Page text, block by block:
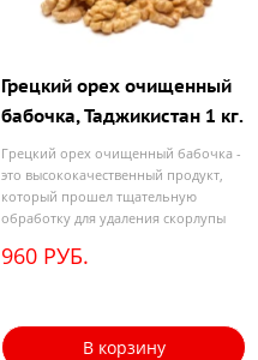
Грецкий орех очищенный
бабочка, Таджикистан 1 кг.
Грецкий орех очищенный бабочка -
это высококачественный продукт,
который прошел тщательную
обработку для удаления скорлупы
960 РУБ.
В корзину